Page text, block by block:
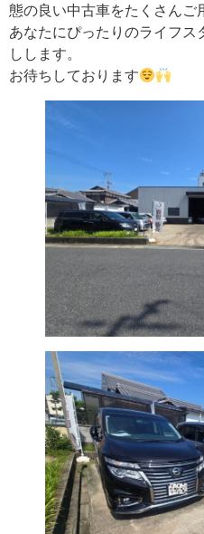
態の良い中古車をたくさんご
あなたにぴったりのライフス
しします。
お待ちしております